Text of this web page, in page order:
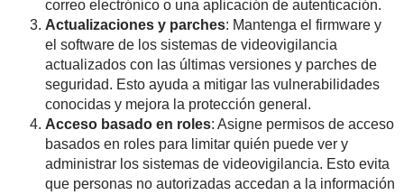
correo electrónico o una aplicación de autenticación.
Actualizaciones y parches: Mantenga el firmware y
el software de los sistemas de videovigilancia
actualizados con las últimas versiones y parches de
seguridad. Esto ayuda a mitigar las vulnerabilidades
conocidas y mejora la protección general.
Acceso basado en roles: Asigne permisos de acceso
basados en roles para limitar quién puede ver y
administrar los sistemas de videovigilancia. Esto evita
que personas no autorizadas accedan a la información